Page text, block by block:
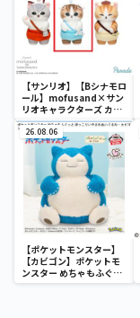
【サンリオ】【Bシナモロ
ール】mofusand×サン
リオキャラクターズ カチ
ューシャマスコット②
26.08.06
【ポケットモンスター】
【カビゴン】ポケットモ
ンスター めちゃもふぐっ
と ほっこりいやされぬい